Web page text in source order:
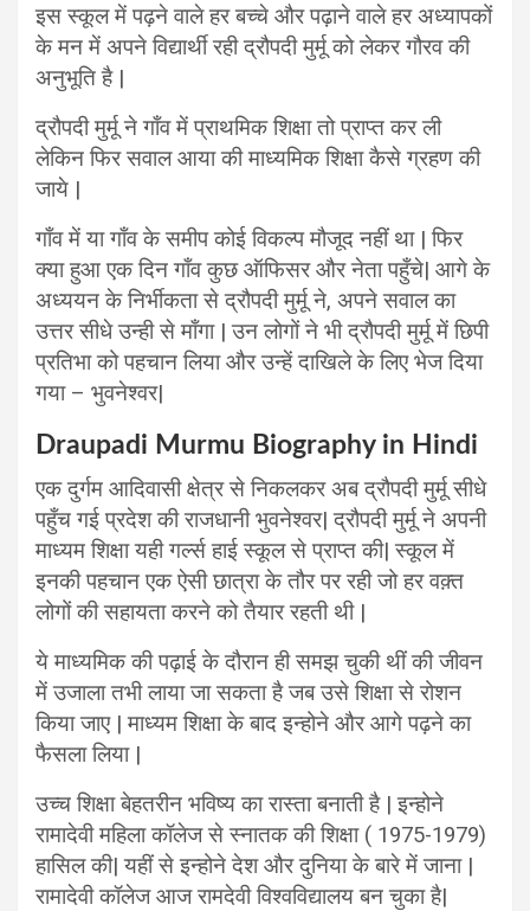
इस स्कूल में पढ़ने वाले हर बच्चे और पढ़ाने वाले हर अध्यापकों
के मन में अपने विद्यार्थी रही द्रौपदी मुर्मू को लेकर गौरव की
अनुभूति है |
द्रौपदी मुर्मू ने गाँव में प्राथमिक शिक्षा तो प्राप्त कर ली
लेकिन फिर सवाल आया की माध्यमिक शिक्षा कैसे ग्रहण की
जाये |
गाँव में या गाँव के समीप कोई विकल्प मौजूद नहीं था | फिर
क्या हुआ एक दिन गाँव कुछ ऑफिसर और नेता पहुँचे| आगे के
अध्ययन के निर्भीकता से द्रौपदी मुर्मू ने, अपने सवाल का
उत्तर सीधे उन्ही से माँगा | उन लोगों ने भी द्रौपदी मुर्मू में छिपी
प्रतिभा को पहचान लिया और उन्हें दाखिले के लिए भेज दिया
गया – भुवनेश्वर|
Draupadi Murmu Biography in Hindi
एक दुर्गम आदिवासी क्षेत्र से निकलकर अब द्रौपदी मुर्मू सीधे
पहुँच गई प्रदेश की राजधानी भुवनेश्वर| द्रौपदी मुर्मू ने अपनी
माध्यम शिक्षा यही गर्ल्स हाई स्कूल से प्राप्त की| स्कूल में
इनकी पहचान एक ऐसी छात्रा के तौर पर रही जो हर वक़्त
लोगों की सहायता करने को तैयार रहती थी |
ये माध्यमिक की पढ़ाई के दौरान ही समझ चुकी थीं की जीवन
में उजाला तभी लाया जा सकता है जब उसे शिक्षा से रोशन
किया जाए | माध्यम शिक्षा के बाद इन्होने और आगे पढ़ने का
फैसला लिया |
उच्च शिक्षा बेहतरीन भविष्य का रास्ता बनाती है | इन्होने
रामादेवी महिला कॉलेज से स्नातक की शिक्षा ( 1975-1979)
हासिल की| यहीं से इन्होने देश और दुनिया के बारे में जाना |
रामादेवी कॉलेज आज रामदेवी विश्वविद्यालय बन चुका है|